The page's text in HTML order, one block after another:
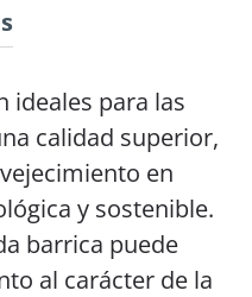
ideales para las
calidad superior,
en
y sostenible.
barrica puede
al carácter de la